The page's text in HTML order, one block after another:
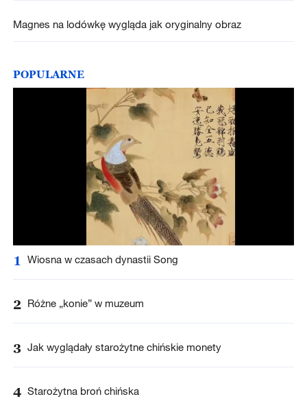
Magnes na lodówkę wygląda jak oryginalny obraz
POPULARNE
1 Wiosna w czasach dynastii Song
2 Różne „konie” w muzeum
3 Jak wyglądały starożytne chińskie monety
4 Starożytna broń chińska